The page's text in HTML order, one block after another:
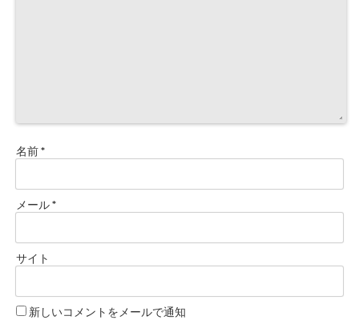
名前*
メール*
サイト
新しいコメントをメールで通知